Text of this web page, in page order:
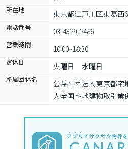
所在地 東京都江戸川区東葛西
電話番号 03-4329-2486
営業時間 10:00~18:30
定休日 火曜日　水曜日
所属団体名
公益社団法⼈東京都
⼈全国宅地建物取引業